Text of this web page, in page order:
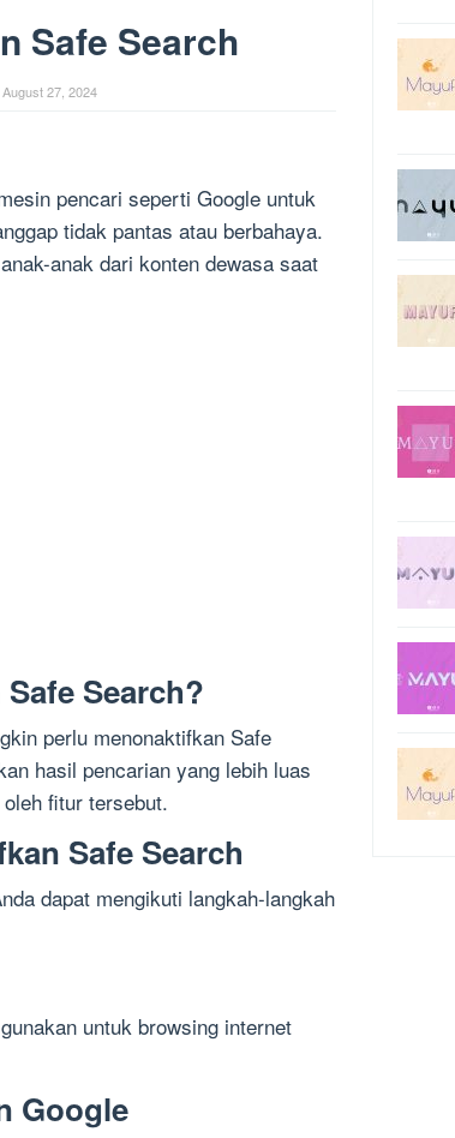
Safe Search
August 27, 2024
pencari seperti Google untuk
tidak pantas atau berbahaya.
anak dari konten dewasa saat
Search?
perlu menonaktifkan Safe
hasil pencarian yang lebih luas
fitur tersebut.
Safe Search
dapat mengikuti langkah-langkah
untuk browsing internet
Google